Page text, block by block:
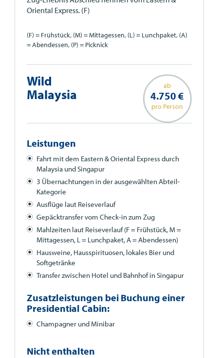
Oriental Express. (F)
(F) = Frühstück, (M) = Mittagessen, (L) = Lunchpaket, (A)
= Abendessen, (P) = Picknick
ab
4.750 €
pro Person
Wild
Malaysia
Leistungen
Fahrt mit dem Eastern & Oriental Express durch
Malaysia und Singapur
3 Übernachtungen in der ausgewählten Abteil-
Kategorie
Ausflüge laut Reiseverlauf
Gepäcktransfer vom Check-in zum Zug
Mahlzeiten laut Reiseverlauf (F = Frühstück, M =
Mittagessen, L = Lunchpaket, A = Abendessen)
Hausweine, Hausspirituosen, lokales Bier und
Softgetränke
Transfer zwischen Hotel und Bahnhof in Singapur
Zusatzleistungen bei Buchung einer
Presidential Cabin:
Champagner und Minibar
Nicht enthalten